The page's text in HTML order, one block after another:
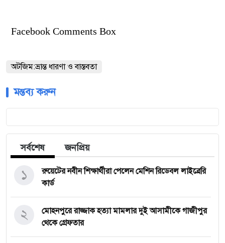
Facebook Comments Box
অটজিম:ভ্রান্ত ধারণা ও বাস্তবতা
মন্তব্য করুন
সর্বশেষ জনপ্রিয়
রুয়েটের নবীন শিক্ষার্থীরা পেলেন মেশিন রিডেবল লাইব্রেরি
কার্ড
১
মোহনপুরে রাজ্জাক হত্যা মামলার দুই আসামীকে গাজীপুর
থেকে গ্রেফতার
২